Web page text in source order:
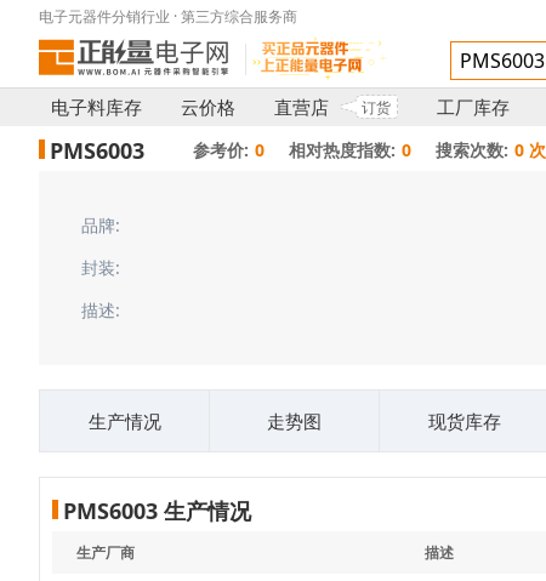
电子元器件分销行业 · 第三方综合服务商
电子料库存 云价格 直营店 订货 工厂库存
PMS6003 参考价: 0 相对热度指数: 0 搜索次数: 0 次
品牌:
封装:
描述:
生产情况 走势图 现货库存
PMS6003 生产情况
生产厂商 描述